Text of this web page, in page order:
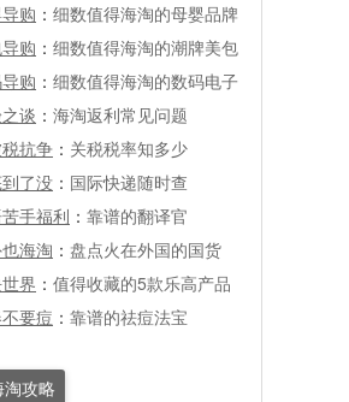
购 ： 细数值得海淘的母婴品牌
购 ： 细数值得海淘的潮牌美包
购 ： 细数值得海淘的数码电子
谈 ： 海淘返利常见问题
抗争 ： 关税税率知多少
了没 ： 国际快递随时查
手福利 ： 靠谱的翻译官
海淘 ： 盘点火在外国的国货
界 ： 值得收藏的5款乐高产品
要痘 ： 靠谱的祛痘法宝
攻略